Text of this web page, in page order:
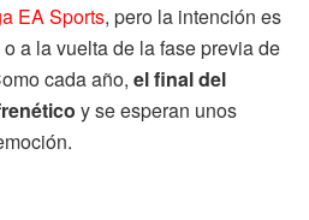
EA Sports, pero la intención es
a la vuelta de la fase previa de
cada año, el final del
y se esperan unos